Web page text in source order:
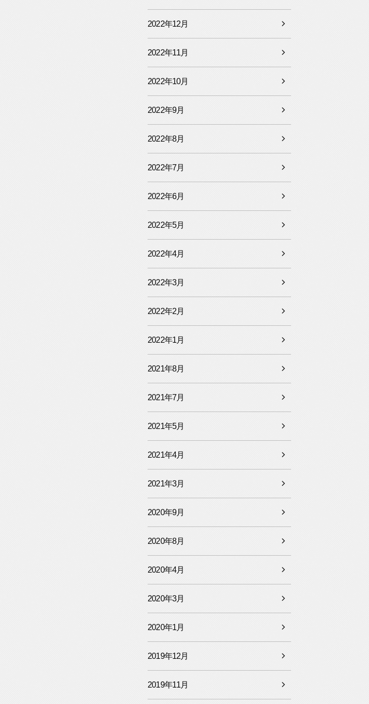
2022年12月
2022年11月
2022年10月
2022年9月
2022年8月
2022年7月
2022年6月
2022年5月
2022年4月
2022年3月
2022年2月
2022年1月
2021年8月
2021年7月
2021年5月
2021年4月
2021年3月
2020年9月
2020年8月
2020年4月
2020年3月
2020年1月
2019年12月
2019年11月